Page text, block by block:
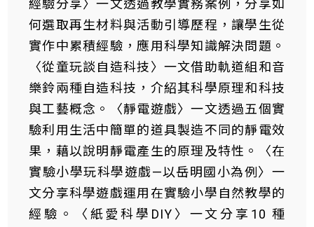
經驗分享〉一文透過教學實務案例，分享如
何選取再生材料與活動引導歷程，讓學生從
實作中累積經驗，應用科學知識解決問題。
〈從童玩談自造科技〉一文借助軌道組和音
樂鈴兩種自造科技，介紹其科學原理和科技
與工藝概念。〈靜電遊戲〉一文透過五個實
驗利用生活中簡單的道具製造不同的靜電效
果，藉以說明靜電產生的原理及特性。〈在
實驗小學玩科學遊戲—以岳明國小為例〉一
文分享科學遊戲運用在實驗小學自然教學的
經驗。〈紙愛科學DIY〉一文分享10 種